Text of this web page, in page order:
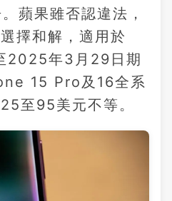
蘋果雖否認違法，
擇和解，適用於
2025年3月29日期
15 Pro及16全系
至95美元不等。